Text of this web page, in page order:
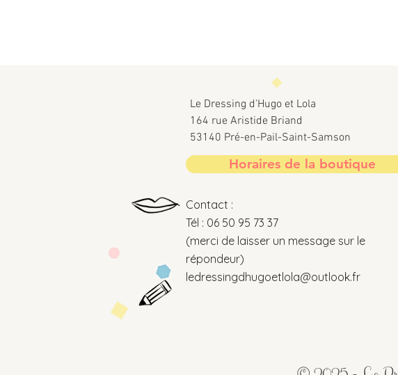
Le Dressing d'Hugo et Lola
164 rue Aristide Briand
53140 Pré-en-Pail-Saint-Samson
Horaires de la boutique
Contact :
Tél : 06 50 95 73 37
(merci de laisser un message sur le
répondeur)
ledressingdhugoetlola@outlook.fr